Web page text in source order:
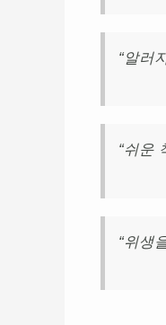
“알러
“쉬운
“위생